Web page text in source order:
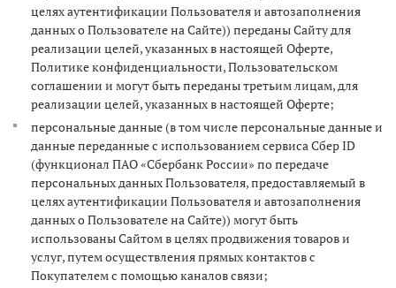
целях аутентификации Пользователя и автозаполнения
данных о Пользователе на Сайте)) переданы Сайту для
реализации целей, указанных в настоящей Оферте,
Политике конфиденциальности, Пользовательском
соглашении и могут быть переданы третьим лицам, для
реализации целей, указанных в настоящей Оферте;
персональные данные (в том числе персональные данные и
данные переданные с использованием сервиса Сбер ID
(функционал ПАО «Сбербанк России» по передаче
персональных данных Пользователя, предоставляемый в
целях аутентификации Пользователя и автозаполнения
данных о Пользователе на Сайте)) могут быть
использованы Сайтом в целях продвижения товаров и
услуг, путем осуществления прямых контактов с
Покупателем с помощью каналов связи;